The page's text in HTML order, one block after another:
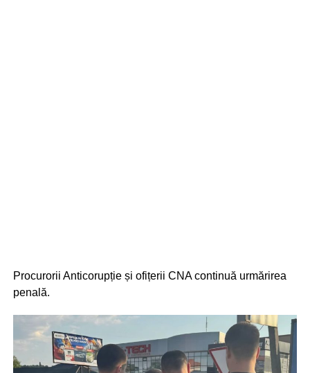
Procurorii Anticorupție și ofițerii CNA continuă urmărirea
penală.